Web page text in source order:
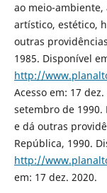
ao meio-
artístico, estético,
outras
1985. Disponível
http://
Acesso em: 17 dez.
setembro de
e dá outras
República, 1990.
http://
em: 17 dez. 2020.